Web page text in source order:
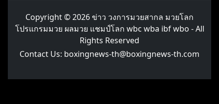
Copyright © 2026ข่าว วงการมวยสากล มวยโลก
โปรแกรมมวย ผลมวย แชมป์โลก wbc wba ibf wbo - All
Rights Reserved
Contact Us: boxingnews-th@boxingnews-th.com